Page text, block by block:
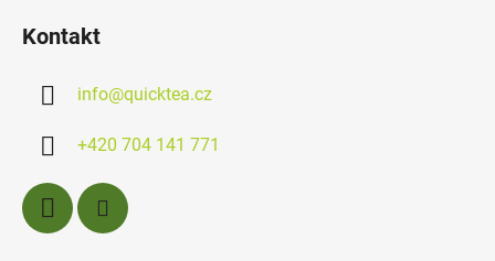
Kontakt
info@quicktea.cz
+420 704 141 771